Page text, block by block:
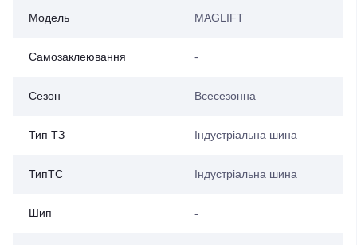
Модель MAGLIFT
Самозаклеювання -
Сезон Всесезонна
Тип ТЗ Індустріальна шина
ТипТС Індустріальна шина
Шип -